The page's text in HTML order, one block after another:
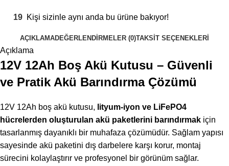
19 Kişi sizinle aynı anda bu ürüne bakıyor!
AÇIKLAMADEĞERLENDIRMELER (0)TAKSIT SEÇENEKLERI
Açıklama
12V 12Ah Boş Akü Kutusu – Güvenli
ve Pratik Akü Barındırma Çözümü
12V 12Ah boş akü kutusu, lityum-iyon ve LiFePO4
hücrelerden oluşturulan akü paketlerini barındırmak için
tasarlanmış dayanıklı bir muhafaza çözümüdür. Sağlam yapısı
sayesinde akü paketini dış darbelere karşı korur, montaj
sürecini kolaylaştırır ve profesyonel bir görünüm sağlar.